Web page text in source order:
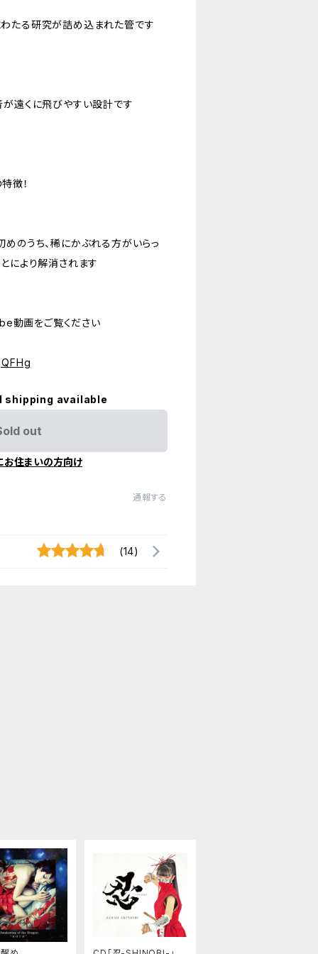
たる研究が詰め込まれた管です
が遠くに飛びやすい設計です
徴！
のうち、稀にかぶれる方がいらっ
により解消されます
動画をご覧ください
shipping available
out
お住まいの方向け
通報する
(14)